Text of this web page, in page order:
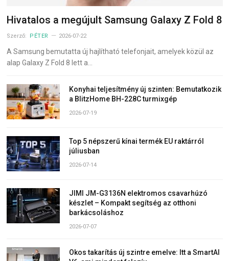
Hivatalos a megújult Samsung Galaxy Z Fold 8
Szerző: PÉTER 2026-07-22
A Samsung bemutatta új hajlítható telefonjait, amelyek közül az
alap Galaxy Z Fold 8 lett a…
Konyhai teljesítmény új szinten: Bemutatkozik
a BlitzHome BH-228C turmixgép
2026-07-19
Top 5 népszerű kínai termék EU raktárról
júliusban
2026-07-14
JIMI JM-G3136N elektromos csavarhúzó
készlet – Kompakt segítség az otthoni
barkácsoláshoz
2026-07-07
Okos takarítás új szintre emelve: Itt a SmartAI